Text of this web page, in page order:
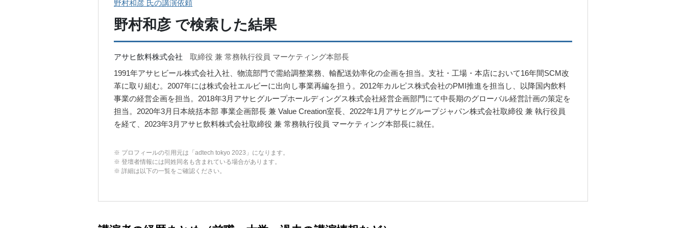
野村和彦 氏の講演依頼
野村和彦 で検索した結果
アサヒ飲料株式会社
取締役 兼 常務執行役員 マーケティング本部長
1991年アサヒビール株式会社入社、物流部門で需給調整業務、輸配送効率化の企画を担当。支社・工場・本店において16年間SCM改
革に取り組む。2007年には株式会社エルビーに出向し事業再編を担う。2012年カルピス株式会社のPMI推進を担当し、以降国内飲料
事業の経営企画を担当。2018年3月アサヒグループホールディングス株式会社経営企画部門にて中長期のグローバル経営計画の策定を
担当。2020年3月日本統括本部 事業企画部長 兼 Value Creation室長、2022年1月アサヒグループジャパン株式会社取締役 兼 執行役員
を経て、2023年3月アサヒ飲料株式会社取締役 兼 常務執行役員 マーケティング本部長に就任。
※ プロフィールの引用元は「adtech tokyo 2023」になります。
※ 登壇者情報には同姓同名も含まれている場合があります。
※ 詳細は以下の一覧をご確認ください。